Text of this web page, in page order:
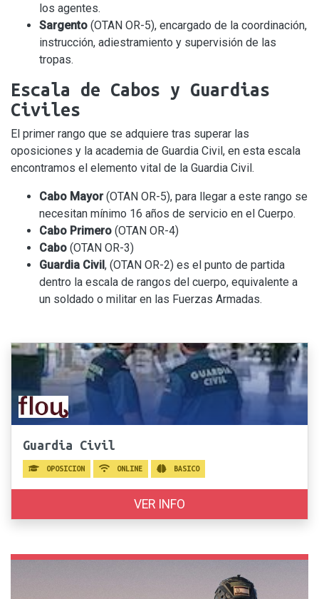
los agentes.
Sargento (OTAN OR-5), encargado de la coordinación,
instrucción, adiestramiento y supervisión de las
tropas.
Escala de Cabos y Guardias
Civiles
El primer rango que se adquiere tras superar las
oposiciones y la academia de Guardia Civil, en esta escala
encontramos el elemento vital de la Guardia Civil.
Cabo Mayor(OTAN OR-5), para llegar a este rango se
necesitan mínimo 16 años de servicio en el Cuerpo.
Cabo Primero (OTAN OR-4)
Cabo (OTAN OR-3)
Guardia Civil , (OTAN OR-2) es el punto de partida
dentro la escala de rangos del cuerpo, equivalente a
un soldado o militar en las Fuerzas Armadas.
Guardia Civil
OPOSICION ONLINE BASICO
VER INFO